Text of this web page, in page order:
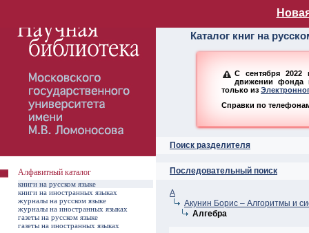
Алфавитный
Каталог книг на
С сентября 2022
движении фонда
только из
Справки по
Поиск разделителя
Последовательный поиск
А
Акунин Борис – Алгоритмы и
Алгебра
Алфавитный каталог
книги на русском языке
книги на иностранных языках
журналы на русском языке
журналы на иностранных языках
газеты на русском языке
газеты на иностранных языках